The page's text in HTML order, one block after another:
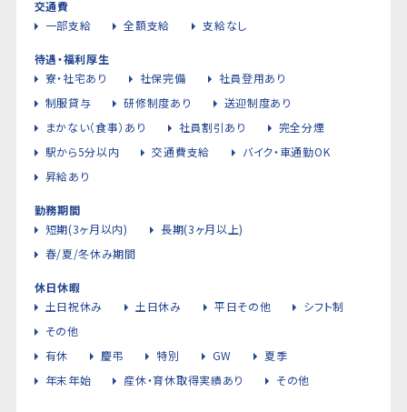
交通費
一部支給
全額支給 支給なし
待遇・福利厚生
寮・社宅あり
社保完備
社員登用あり
制服貸与
研修制度あり
送迎制度あり
まかない（食事）あり
社員割引あり
完全分煙
駅から5分以内
交通費支給
バイク・車通勤OK
昇給あり
勤務期間
短期(3ヶ月以内)
長期(3ヶ月以上)
春/夏/冬休み期間
休日休暇
土日祝休み
土日休み 平日その他
シフト制
その他
有休
慶弔 特別 GW
夏季
年末年始
産休・育休取得実績あり その他